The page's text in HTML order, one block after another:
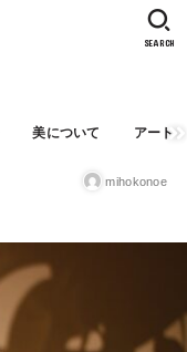
美について アート
SEARCH
mihokonoe